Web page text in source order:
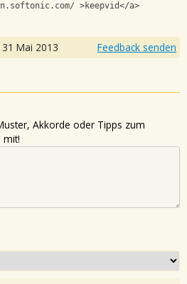
>keepvid</a>
31 Mai 2013 Feedback senden
Akkorde oder Tipps zum
mit!